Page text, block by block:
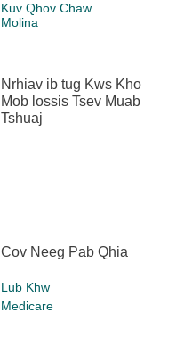
Kuv Qhov Chaw
Molina
Nrhiav ib tug Kws Kho
Mob lossis Tsev Muab
Tshuaj
Cov Neeg Pab Qhia
Lub Khw
Medicare